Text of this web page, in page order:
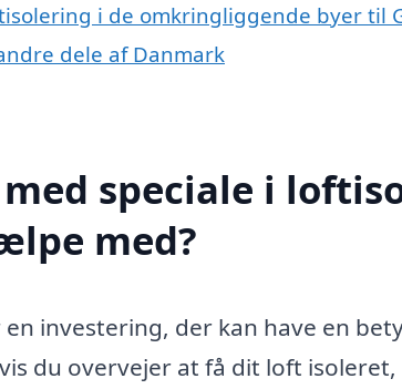
i de omkringliggende byer til
dele af Danmark
speciale i
med?
investering, der kan have en
du overvejer at få dit loft